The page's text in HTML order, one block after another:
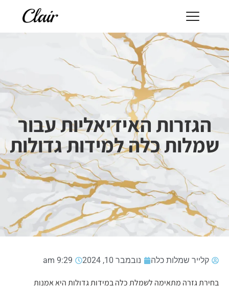
הגזרות האידיאליות עבור
שמלות כלה למידות גדולות
קלייר שמלות כלה נובמבר 10, 2024 9:29 am
בחירת גזרה מתאימה לשמלת כלה במידות גדולות היא אמנות